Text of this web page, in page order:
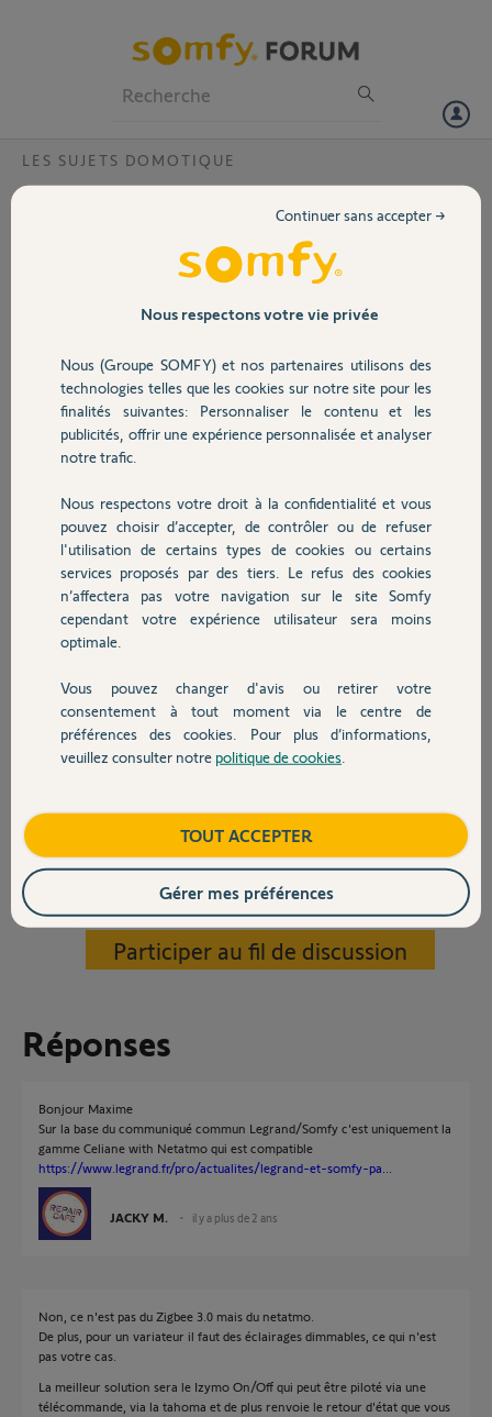
Volet
Sécurité
Domotique
Chauffage
Autres produits
Devis avec un pro
Contact
LES SUJETS DOMOTIQUE
Tahoma et interrupteur connecté pour
Bonjour à toutes et à tous,
Je viens de faire l'acquisition de la Tahoma Switch et j'aimerai pouvoir
piloter mon éclairage qui actuellement n'est pas connecté.
J'ai identifié plusieurs possibilité :
Passer toutes mes ampoules en ampoules connectés (très cher)
Intégrer des micro modules derrières mes interrupteurs (compliqué
car je n'ai pas le neutre et j'ai plusieurs va et vient)
Remplacer mes interrupteurs par des interrupteurs connectés
(surement la meilleur solution dans mon cas)
Aussi comme il est indiqué que la Tahoma Switch est compatible avec
les interrupteurs Legrand Zigbee 3.0 je pense acheter "l'Interrupteur à
option variateur à câbler pour installation connectée dooxie with
Netatmo"
https://www.legrand.fr/catalogue/interrupteur/interrupteu...
Pouvez-vous me dire si je pourrai le connecter directement à la
Tahoma switch ou si je devrai acheter également la prise contrôle
pour pouvoir le faire ?
Egalement, si vous pensez à une meilleure solution, je suis preneur de
Merci par avance pour ceux qui prendront le temps de me répondre et
bonne journée à tous.
il y a plus de 2 ans
Participer au fil de discussion
Réponses
Bonjour Maxime
Sur la base du communiqué commun Legrand/Somfy c'est uniquement la
gamme Celiane with Netatmo qui est compatible
https://www.legrand.fr/pro/actualites/legrand-et-somfy-pa...
JACKY M. il y a plus de 2 ans
Non, ce n'est pas du Zigbee 3.0 mais du netatmo.
De plus, pour un variateur il faut des éclairages dimmables, ce qui n'est
pas votre cas.
La meilleur solution sera le Izymo On/Off qui peut être piloté via une
télécommande, via la tahoma et de plus renvoie le retour d'état que vous
Nous respectons votre vie privée
Nous (Groupe SOMFY) et nos partenaires utilisons des
technologies telles que les cookies sur notre site pour les
finalités suivantes: Personnaliser le contenu et les
publicités, offrir une expérience personnalisée et analyser
notre trafic.
Nous respectons votre droit à la confidentialité et vous
pouvez choisir d’accepter, de contrôler ou de refuser
l'utilisation de certains types de cookies ou certains
services proposés par des tiers. Le refus des cookies
n’affectera pas votre navigation sur le site Somfy
cependant votre expérience utilisateur sera moins
optimale.
Vous pouvez changer d'avis ou retirer votre
consentement à tout moment via le centre de
préférences des cookies. Pour plus d’informations,
veuillez consulter notre politique de cookies
Continuer sans accepter →
TOUT ACCEPTER
Gérer mes préférences